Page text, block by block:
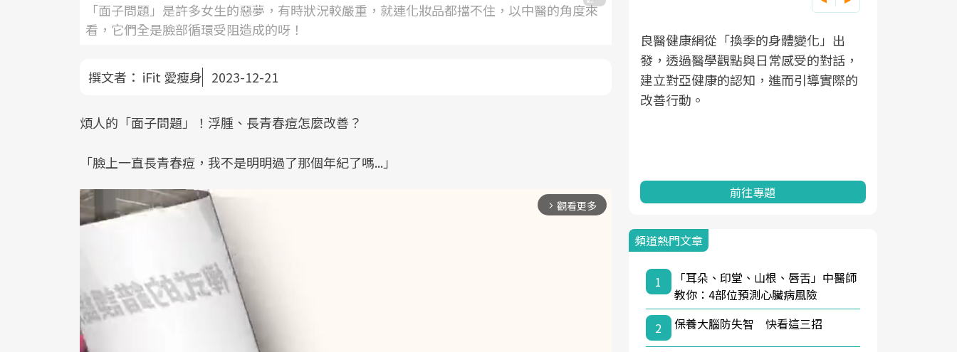
「面子問題」是許多女生的惡夢，有時狀況較嚴重，就連化妝品都擋不住，以中醫的角度來
看，它們全是臉部循環受阻造成的呀！
撰文者： iFit 愛瘦身 2023-12-21
煩人的「面子問題」！浮腫、長青春痘怎麼改善？
「臉上一直長青春痘，我不是明明過了那個年紀了嗎...」
arrow_forward_ios 觀看更多
良醫健康網從「換季的身體變化」出
發，透過醫學觀點與日常感受的對話，
建立對亞健康的認知，進而引導實際的
改善行動。
前往專題
頻道熱門文章
1
「耳朵、印堂、山根、唇舌」中醫師
教你：4部位預測心臟病風險
2
保養大腦防失智 快看這三招